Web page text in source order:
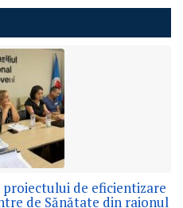
de eficientizare
de Sănătate din raionul